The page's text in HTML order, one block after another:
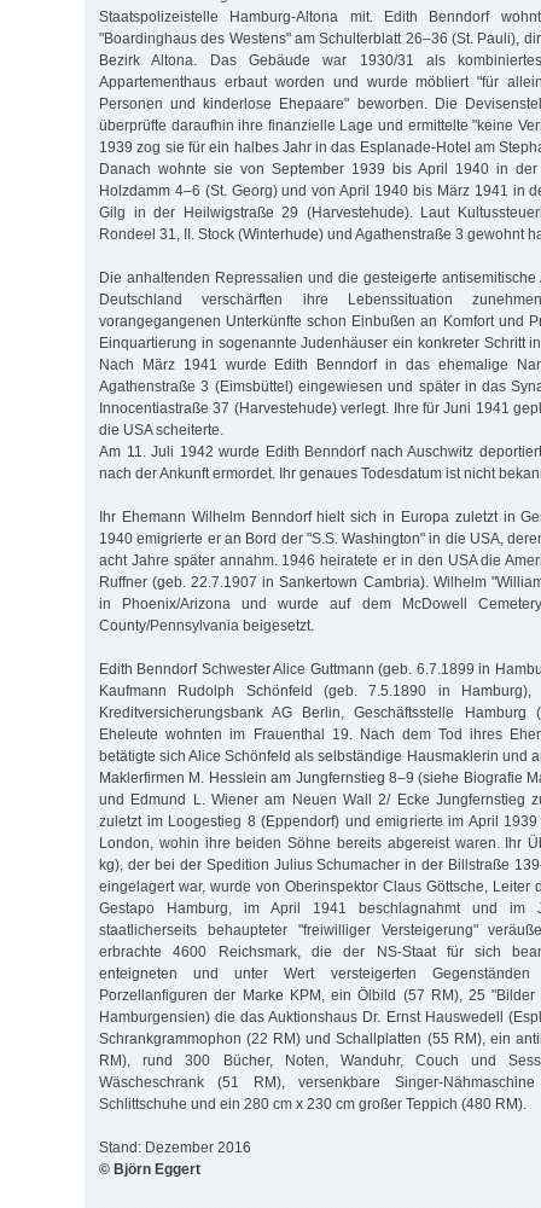
Staatspolizeistelle Hamburg-Altona mit. Edith Benndorf
"Boardinghaus des Westens" am Schulterblatt 26–36 (St. Pauli),
Bezirk Altona. Das Gebäude war 1930/31 als
Appartementhaus erbaut worden und wurde möbliert "für
Personen und kinderlose Ehepaare" beworben. Die
überprüfte daraufhin ihre finanzielle Lage und ermittelte "keine
1939 zog sie für ein halbes Jahr in das Esplanade-Hotel am
Danach wohnte sie von September 1939 bis April 1940 in
Holzdamm 4–6 (St. Georg) und von April 1940 bis März 1941 in
Gilg in der Heilwigstraße 29 (Harvestehude). Laut
Rondeel 31, II. Stock (Winterhude) und Agathenstraße 3 gewohnt
Die anhaltenden Repressalien und die gesteigerte
Deutschland verschärften ihre Lebenssituation
vorangegangenen Unterkünfte schon Einbußen an Komfort und
Einquartierung in sogenannte Judenhäuser ein konkreter Schritt
Nach März 1941 wurde Edith Benndorf in das ehemalige
Agathenstraße 3 (Eimsbüttel) eingewiesen und später in das
Innocentiastraße 37 (Harvestehude) verlegt. Ihre für Juni 1941
die USA scheiterte.
Am 11. Juli 1942 wurde Edith Benndorf nach Auschwitz
nach der Ankunft ermordet. Ihr genaues Todesdatum ist nicht
Ihr Ehemann Wilhelm Benndorf hielt sich in Europa zuletzt in
1940 emigrierte er an Bord der "S.S. Washington" in die USA,
acht Jahre später annahm. 1946 heiratete er in den USA die
Ruffner (geb. 22.7.1907 in Sankertown Cambria). Wilhelm
in Phoenix/Arizona und wurde auf dem McDowell
County/Pennsylvania beigesetzt.
Edith Benndorf Schwester Alice Guttmann (geb. 6.7.1899 in
Kaufmann Rudolph Schönfeld (geb. 7.5.1890 in
Kreditversicherungsbank AG Berlin, Geschäftsstelle Hamburg
Eheleute wohnten im Frauenthal 19. Nach dem Tod ihres
betätigte sich Alice Schönfeld als selbständige Hausmaklerin und
Maklerfirmen M. Hesslein am Jungfernstieg 8–9 (siehe Biografie
und Edmund L. Wiener am Neuen Wall 2/ Ecke Jungfernstieg
zuletzt im Loogestieg 8 (Eppendorf) und emigrierte im April
London, wohin ihre beiden Söhne bereits abgereist waren. Ihr
kg), der bei der Spedition Julius Schumacher in der Billstraße
eingelagert war, wurde von Oberinspektor Claus Göttsche, Leiter
Gestapo Hamburg, im April 1941 beschlagnahmt und im
staatlicherseits behaupteter "freiwilliger Versteigerung"
erbrachte 4600 Reichsmark, die der NS-Staat für sich
enteigneten und unter Wert versteigerten
Porzellanfiguren der Marke KPM, ein Ölbild (57 RM), 25 "Bilder
Hamburgensien) die das Auktionshaus Dr. Ernst Hauswedell
Schrankgrammophon (22 RM) und Schallplatten (55 RM), ein
RM), rund 300 Bücher, Noten, Wanduhr, Couch und
Wäscheschrank (51 RM), versenkbare Singer-
Schlittschuhe und ein 280 cm x 230 cm großer Teppich (480 RM).
Stand: Dezember 2016
© Björn Eggert